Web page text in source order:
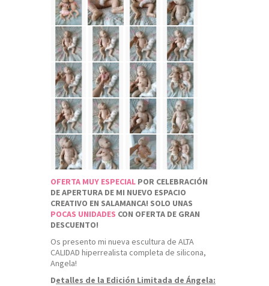
OFERTA MUY ESPECIAL POR CELEBRACIÓN
DE APERTURA DE MI NUEVO ESPACIO
CREATIVO EN SALAMANCA! SOLO UNAS
POCAS UNIDADES CON OFERTA DE GRAN
DESCUENTO!
Os presento mi nueva escultura de ALTA
CALIDAD hiperrealista completa de silicona,
Angela!
Detalles de la Edición Limitada de Ángela: